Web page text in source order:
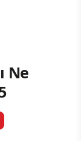
Ne